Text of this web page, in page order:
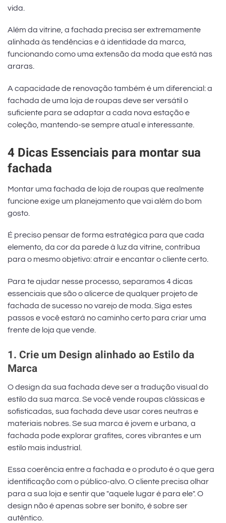
vida.
Além da vitrine, a fachada precisa ser extremamente
alinhada às tendências e à identidade da marca,
funcionando como uma extensão da moda que está nas
araras.
A capacidade de renovação também é um diferencial: a
fachada de uma loja de roupas deve ser versátil o
suficiente para se adaptar a cada nova estação e
coleção, mantendo-se sempre atual e interessante.
4 Dicas Essenciais para montar sua
fachada
Montar uma fachada de loja de roupas que realmente
funcione exige um planejamento que vai além do bom
gosto.
É preciso pensar de forma estratégica para que cada
elemento, da cor da parede à luz da vitrine, contribua
para o mesmo objetivo: atrair e encantar o cliente certo.
Para te ajudar nesse processo, separamos 4 dicas
essenciais que são o alicerce de qualquer projeto de
fachada de sucesso no varejo de moda. Siga estes
passos e você estará no caminho certo para criar uma
frente de loja que vende.
1. Crie um Design alinhado ao Estilo da
Marca
O design da sua fachada deve ser a tradução visual do
estilo da sua marca. Se você vende roupas clássicas e
sofisticadas, sua fachada deve usar cores neutras e
materiais nobres. Se sua marca é jovem e urbana, a
fachada pode explorar grafites, cores vibrantes e um
estilo mais industrial.
Essa coerência entre a fachada e o produto é o que gera
identificação com o público-alvo. O cliente precisa olhar
para a sua loja e sentir que "aquele lugar é para ele". O
design não é apenas sobre ser bonito, é sobre ser
autêntico.